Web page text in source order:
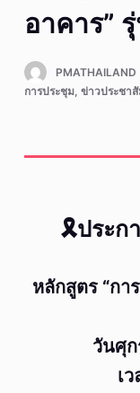
อาคาร”
PMATHAILAND
การประชุม, ข่าวประชา
🎗ประก
หลักสูตร “กา
วันศุ
เ